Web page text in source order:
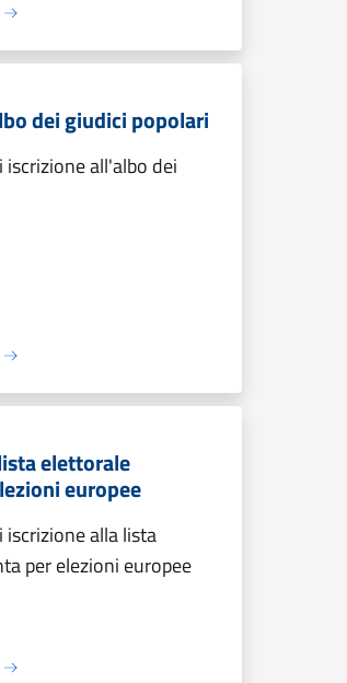
dei giudici popolari
all'albo dei
elettorale
europee
alla lista
per elezioni europee